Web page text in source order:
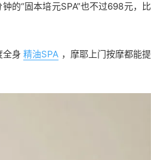
的“固本培元SPA”也不过698元，比
全身 精油SPA ，摩耶上门按摩都能提